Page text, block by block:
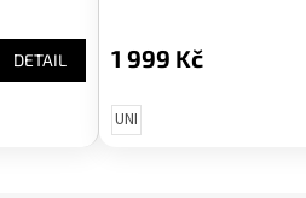
DETAIL 1 999 Kč
UNI